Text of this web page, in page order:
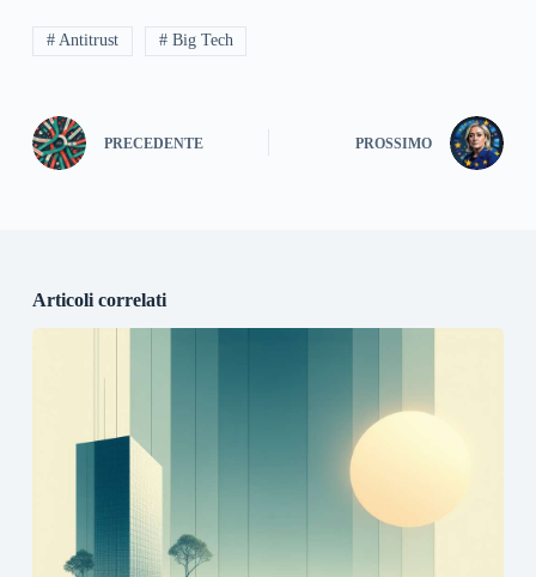
# Antitrust # Big Tech
PRECEDENTE PROSSIMO
Articoli correlati